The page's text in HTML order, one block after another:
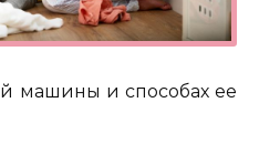
машины и способах ее